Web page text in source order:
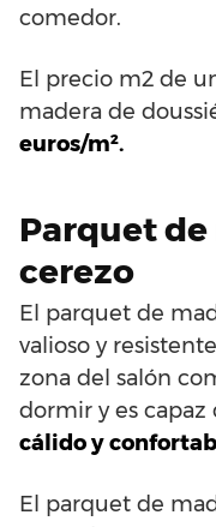
comedor.
El precio m2 de
madera de
euros/m².
Parquet
cerezo
El parquet de
valioso y
zona del salón
dormir y es capaz
cálido y
El parquet de